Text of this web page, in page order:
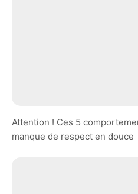
Attention ! Ces 5
manque de respect en douce